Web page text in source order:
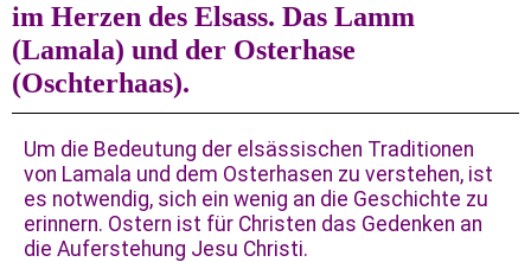
im Herzen des Elsass. Das Lamm
(Lamala) und der Osterhase
(Oschterhaas).
Um die Bedeutung der elsässischen Traditionen
von Lamala und dem Osterhasen zu verstehen, ist
es notwendig, sich ein wenig an die Geschichte zu
erinnern. Ostern ist für Christen das Gedenken an
die Auferstehung Jesu Christi.